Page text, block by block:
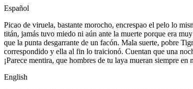
Español
Picao de viruela, bastante morocho, encrespao el pelo lo
titán, jamás tuvo miedo ni aún ante la muerte porque era
que la punta desgarrante de un facón. Mala suerte, pobre
correspondido y ella al fin lo traicionó. Cuentan que una
¡Parece mentira, que hombres de tu laya mueran siempre
English